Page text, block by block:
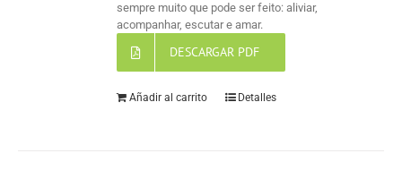
sempre muito que pode ser feito: aliviar,
acompanhar, escutar e amar.
DESCARGAR PDF
Añadir al carrito Detalles